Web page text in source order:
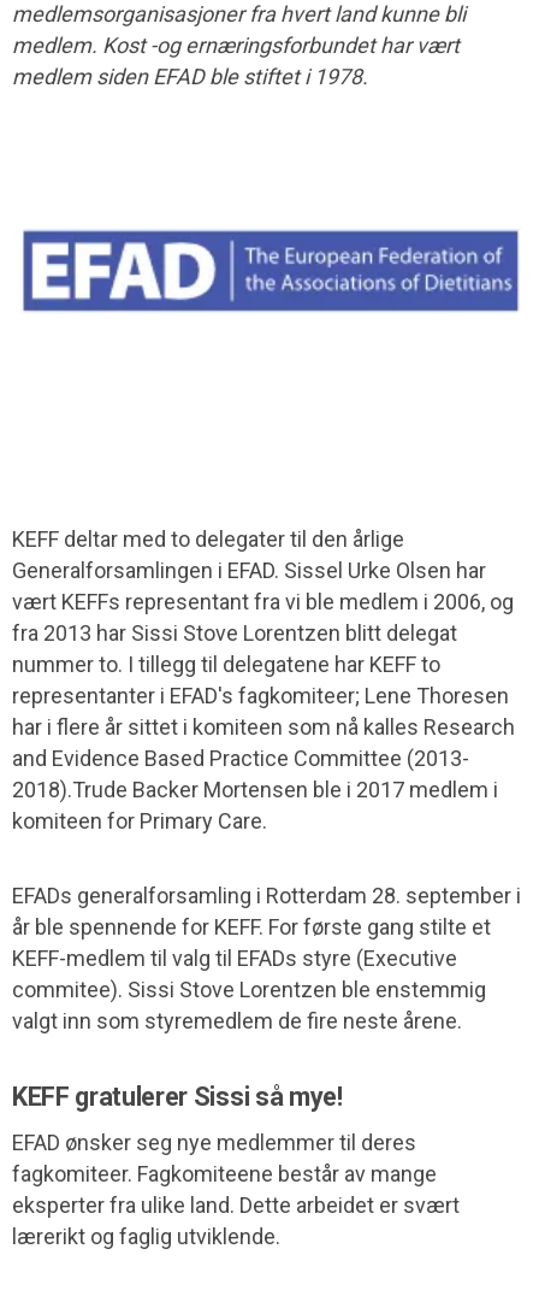
medlemsorganisasjoner fra hvert land kunne bli
medlem. Kost -og ernæringsforbundet har vært
medlem siden EFAD ble stiftet i 1978.
KEFF deltar med to delegater til den årlige
Generalforsamlingen i EFAD. Sissel Urke Olsen har
vært KEFFs representant fra vi ble medlem i 2006, og
fra 2013 har Sissi Stove Lorentzen blitt delegat
nummer to. I tillegg til delegatene har KEFF to
representanter i EFAD's fagkomiteer; Lene Thoresen
har i flere år sittet i komiteen som nå kalles Research
and Evidence Based Practice Committee (2013-
2018).Trude Backer Mortensen ble i 2017 medlem i
komiteen for Primary Care.
EFADs generalforsamling i Rotterdam 28. september i
år ble spennende for KEFF. For første gang stilte et
KEFF-medlem til valg til EFADs styre (Executive
commitee). Sissi Stove Lorentzen ble enstemmig
valgt inn som styremedlem de fire neste årene.
KEFF gratulerer Sissi så mye!
EFAD ønsker seg nye medlemmer til deres
fagkomiteer. Fagkomiteene består av mange
eksperter fra ulike land. Dette arbeidet er svært
lærerikt og faglig utviklende.